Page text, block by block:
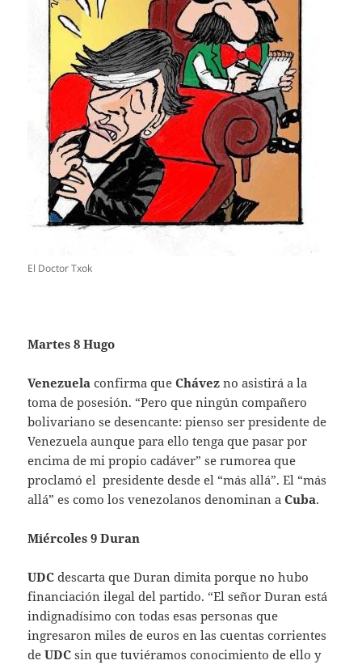
El Doctor Txok
Martes 8 Hugo
Venezuelaconfirma queChávez no asistirá a la
toma de posesión. “Pero que ningún compañero
bolivariano se desencante: pienso ser presidente de
Venezuela aunque para ello tenga que pasar por
encima de mi propio cadáver” se rumorea que
proclamó el presidente desde el “más allá”. El “más
allá” es como los venezolanos denominan aCuba.
Miércoles 9 Duran
UDC descarta que Duran dimita porque no hubo
financiación ilegal del partido. “El señor Duran está
indignadísimo con todas esas personas que
ingresaron miles de euros en las cuentas corrientes
deUDCsin que tuviéramos conocimiento de ello y